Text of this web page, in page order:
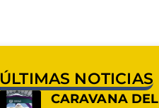
ÚLTIMAS NOTICIAS
CARAVANA DEL